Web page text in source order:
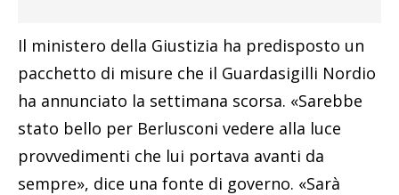
Il ministero della Giustizia ha predisposto un
pacchetto di misure che il Guardasigilli Nordio
ha annunciato la settimana scorsa. «Sarebbe
stato bello per Berlusconi vedere alla luce
provvedimenti che lui portava avanti da
sempre», dice una fonte di governo. «Sarà